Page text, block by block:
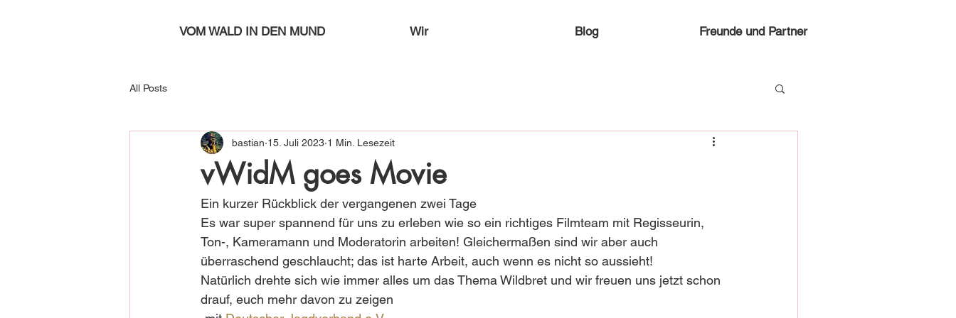
VOM WALD IN DEN MUND Wir Blog Freunde und Partner
All Posts
vWidM goes Movie
bastian 15. Juli 2023 1 Min. Lesezeit
Ein kurzer Rückblick der vergangenen zwei Tage
Es war super spannend für uns zu erleben wie so ein richtiges Filmteam mit Regisseurin,
Ton-, Kameramann und Moderatorin arbeiten! Gleichermaßen sind wir aber auch
überraschend geschlaucht; das ist harte Arbeit, auch wenn es nicht so aussieht!
Natürlich drehte sich wie immer alles um das Thema Wildbret und wir freuen uns jetzt schon
drauf, euch mehr davon zu zeigen